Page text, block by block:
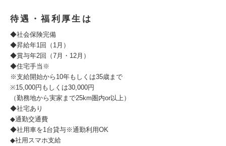
待遇・福利厚生は
◆社会保険完備
◆昇給年1回（1月）
◆賞与年2回（7月・12月）
◆住宅手当※
※支給開始から10年もしくは35歳まで
※15,000円もしくは30,000円
（勤務地から実家まで25km圏内or以上）
◆社宅あり
◆通勤交通費
◆社用車を1台貸与※通勤利用OK
◆社用スマホ支給